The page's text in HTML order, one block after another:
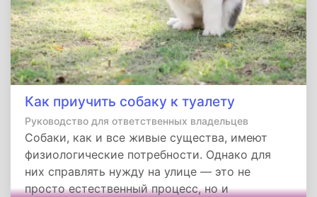
Как приучить собаку к туалету
Руководство для ответственных владельцев
Собаки, как и все живые существа, имеют
физиологические потребности. Однако для
них справлять нужду на улице — это не
просто естественный процесс, но и